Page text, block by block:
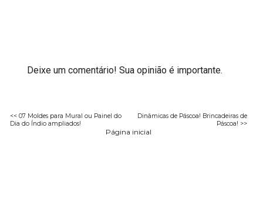
Deixe um comentário! Sua opinião é importante.
<< 07 Moldes para Mural ou Painel do
Dia do Índio ampliados!
Dinâmicas de Páscoa! Brincadeiras de
Páscoa! >>
Página inicial